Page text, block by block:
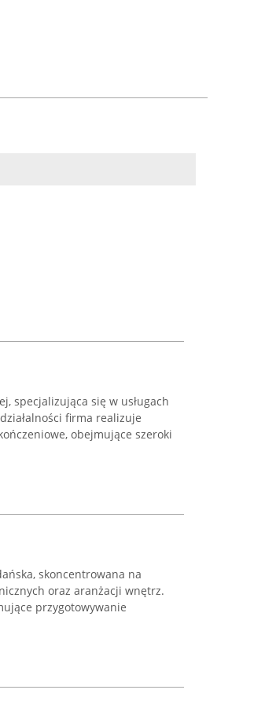
specjalizująca się w usługach
firma realizuje
obejmujące szeroki
skoncentrowana na
oraz aranżacji wnętrz.
przygotowywanie